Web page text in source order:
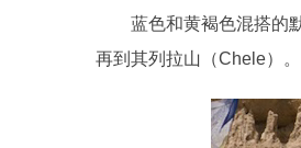
蓝色和黄褐色混搭的
再到其列拉山（Chele）。